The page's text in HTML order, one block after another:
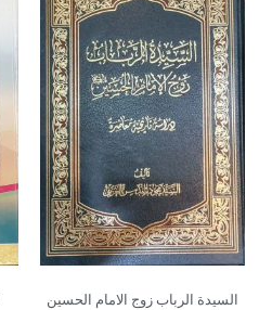
السیدة الرباب زوج الامام الحسین